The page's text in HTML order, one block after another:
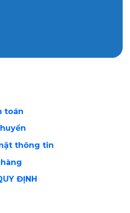
toán
thông tin
ĐỊNH